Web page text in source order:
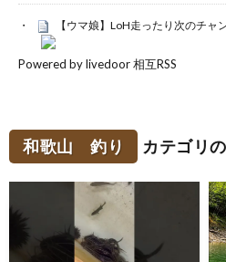
【ウマ娘】LoH走ったり次のチャ
Powered by livedoor 相互RSS
和歌山 釣り カテゴリ